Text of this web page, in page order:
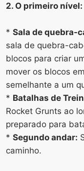
2. O primeiro nível:
* Sala de quebra-
sala de quebra-
blocos para criar
mover os blocos
semelhante a um
* Batalhas de
Rocket Grunts ao
preparado para
* Segundo andar:
caminho.